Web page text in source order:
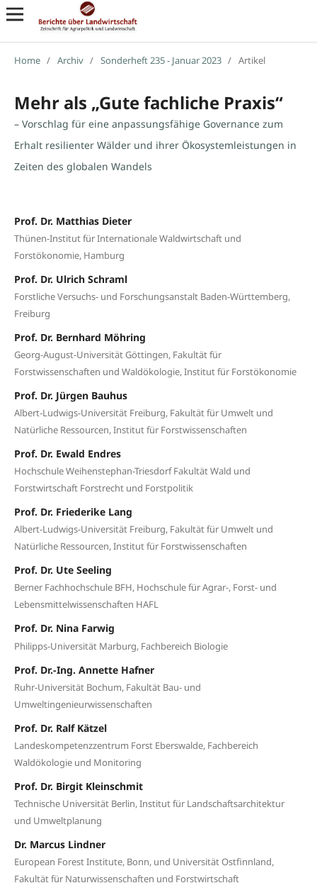
Home / Archiv / Sonderheft 235 - Januar 2023 / Artikel
Mehr als „Gute fachliche Praxis“
– Vorschlag für eine anpassungsfähige Governance zum
Erhalt resilienter Wälder und ihrer Ökosystemleistungen in
Zeiten des globalen Wandels
Prof. Dr. Matthias Dieter
Thünen-Institut für Internationale Waldwirtschaft und
Forstökonomie, Hamburg
Prof. Dr. Ulrich Schraml
Forstliche Versuchs- und Forschungsanstalt Baden-Württemberg,
Freiburg
Prof. Dr. Bernhard Möhring
Georg-August-Universität Göttingen, Fakultät für
Forstwissenschaften und Waldökologie, Institut für Forstökonomie
Prof. Dr. Jürgen Bauhus
Albert-Ludwigs-Universität Freiburg, Fakultät für Umwelt und
Natürliche Ressourcen, Institut für Forstwissenschaften
Prof. Dr. Ewald Endres
Hochschule Weihenstephan-Triesdorf Fakultät Wald und
Forstwirtschaft Forstrecht und Forstpolitik
Prof. Dr. Friederike Lang
Albert-Ludwigs-Universität Freiburg, Fakultät für Umwelt und
Natürliche Ressourcen, Institut für Forstwissenschaften
Prof. Dr. Ute Seeling
Berner Fachhochschule BFH, Hochschule für Agrar-, Forst- und
Lebensmittelwissenschaften HAFL
Prof. Dr. Nina Farwig
Philipps-Universität Marburg, Fachbereich Biologie
Prof. Dr.-Ing. Annette Hafner
Ruhr-Universität Bochum, Fakultät Bau- und
Umweltingenieurwissenschaften
Prof. Dr. Ralf Kätzel
Landeskompetenzzentrum Forst Eberswalde, Fachbereich
Waldökologie und Monitoring
Prof. Dr. Birgit Kleinschmit
Technische Universität Berlin, Institut für Landschaftsarchitektur
und Umweltplanung
Dr. Marcus Lindner
European Forest Institute, Bonn, und Universität Ostfinnland,
Fakultät für Naturwissenschaften und Forstwirtschaft